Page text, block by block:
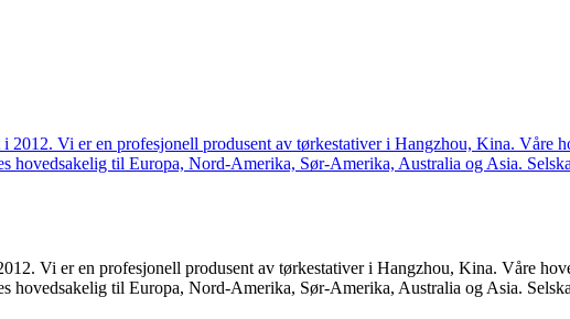
Vi er en profesjonell produsent av tørkestativer i Hangzhou, Kina. Våre
hovedsakelig til Europa, Nord-Amerika, Sør-Amerika, Australia og Asia.